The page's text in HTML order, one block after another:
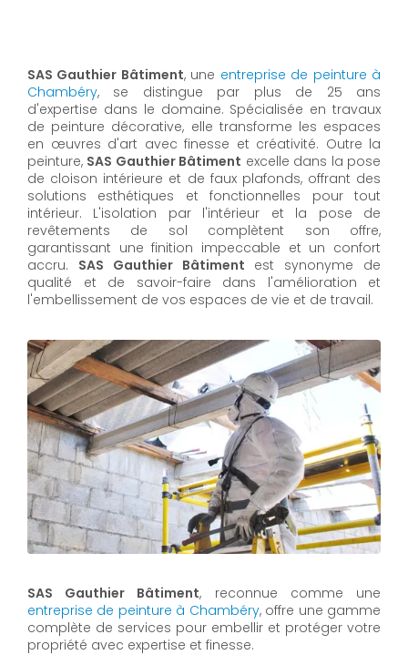
SAS Gauthier Bâtiment, une entreprise de peinture à
Chambéry, se distingue par plus de 25 ans
d'expertise dans le domaine. Spécialisée en travaux
de peinture décorative, elle transforme les espaces
en œuvres d'art avec finesse et créativité. Outre la
peinture, SAS Gauthier Bâtiment excelle dans la pose
de cloison intérieure et de faux plafonds, offrant des
solutions esthétiques et fonctionnelles pour tout
intérieur. L'isolation par l'intérieur et la pose de
revêtements de sol complètent son offre,
garantissant une finition impeccable et un confort
accru. SAS Gauthier Bâtiment est synonyme de
qualité et de savoir-faire dans l'amélioration et
l'embellissement de vos espaces de vie et de travail.
SAS Gauthier Bâtiment, reconnue comme une
entreprise de peinture à Chambéry, offre une gamme
complète de services pour embellir et protéger votre
propriété avec expertise et finesse.